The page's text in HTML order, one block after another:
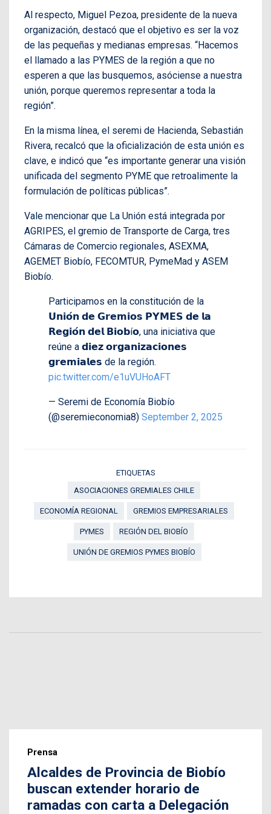
Al respecto, Miguel Pezoa, presidente de la nueva
organización, destacó que el objetivo es ser la voz
de las pequeñas y medianas empresas. “Hacemos
el llamado a las PYMES de la región a que no
esperen a que las busquemos, asóciense a nuestra
unión, porque queremos representar a toda la
región”.
En la misma línea, el seremi de Hacienda, Sebastián
Rivera, recalcó que la oficialización de esta unión es
clave, e indicó que “es importante generar una visión
unificada del segmento PYME que retroalimente la
formulación de políticas públicas”.
Vale mencionar que La Unión está integrada por
AGRIPES, el gremio de Transporte de Carga, tres
Cámaras de Comercio regionales, ASEXMA,
AGEMET Biobío, FECOMTUR, PymeMad y ASEM
Biobío.
Participamos en la constitución de la
𝗨𝗻𝗶𝗼́𝗻 𝗱𝗲 𝗚𝗿𝗲𝗺𝗶𝗼𝘀 𝗣𝗬𝗠𝗘𝗦 𝗱𝗲 𝗹𝗮
𝗥𝗲𝗴𝗶𝗼́𝗻 𝗱𝗲𝗹 𝗕𝗶𝗼𝗯í𝗼, una iniciativa que
reúne a 𝗱𝗶𝗲𝘇 𝗼𝗿𝗴𝗮𝗻𝗶𝘇𝗮𝗰𝗶𝗼𝗻𝗲𝘀
𝗴𝗿𝗲𝗺𝗶𝗮𝗹𝗲𝘀 de la región.
pic.twitter.com/e1uVUHoAFT
— Seremi de Economía Biobío
(@seremieconomia8) September 2, 2025
ETIQUETAS
ASOCIACIONES GREMIALES CHILE
ECONOMÍA REGIONAL GREMIOS EMPRESARIALES
PYMES REGIÓN DEL BIOBÍO
UNIÓN DE GREMIOS PYMES BIOBÍO
Prensa
Alcaldes de Provincia de Biobío
buscan extender horario de
ramadas con carta a Delegación